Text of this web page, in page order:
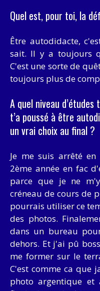
Quel est, pour toi, la
Être autodidacte,
sait. Il y a toujours
C'est une sorte de
toujours plus de
A quel niveau
t’a poussé à être
un vrai choix au final ?
Je me suis arrêté
2ème année en fac
parce que je ne
créneau de cours de
pourrais utiliser ce
des photos.
dans un bureau
dehors. Et j'ai pû
me former sur le
C'est comme ca que
photo argentique